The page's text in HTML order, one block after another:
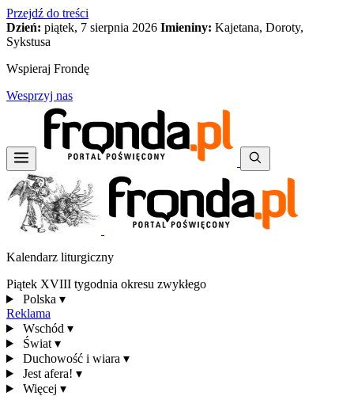
Przejdź do treści
Dzień: piątek, 7 sierpnia 2026 Imieniny: Kajetana, Doroty,
Sykstusa
Wspieraj Frondę
Wesprzyj nas
Kalendarz liturgiczny
Piątek XVIII tygodnia okresu zwykłego
Polska ▾
Reklama
Wschód ▾
Świat ▾
Duchowość i wiara ▾
Jest afera! ▾
Więcej ▾